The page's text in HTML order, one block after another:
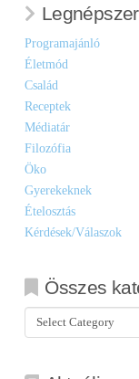
Programajánló
Életmód
Család
Receptek
Médiatár
Filozófia
Öko
Gyerekeknek
Ételosztás
Kérdések/Válaszok
Összes
Összes
kategória